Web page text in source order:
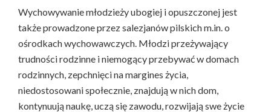
Wychowywanie młodzieży ubogiej i opuszczonej jest
także prowadzone przez salezjanów pilskich m.in. o
ośrodkach wychowawczych. Młodzi przeżywający
trudności rodzinne i niemogący przebywać w domach
rodzinnych, zepchnięci na margines życia,
niedostosowani społecznie, znajdują w nich dom,
kontynuują naukę, uczą się zawodu, rozwijają swe życie